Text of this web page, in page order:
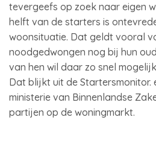
tevergeefs op zoek naar eigen
helft van de starters is
woonsituatie. Dat geldt vooral
noodgedwongen nog bij hun
van hen wil daar zo snel
Dat blijkt uit de Startersmonitor.
ministerie van Binnenlandse
partijen op de woningmarkt.